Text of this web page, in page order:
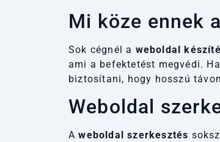
Mi köze ennek
Sok cégnél a weboldal
ami a befektetést megvédi.
biztosítani, hogy hosszú
Weboldal
Aweboldal szerkesztés